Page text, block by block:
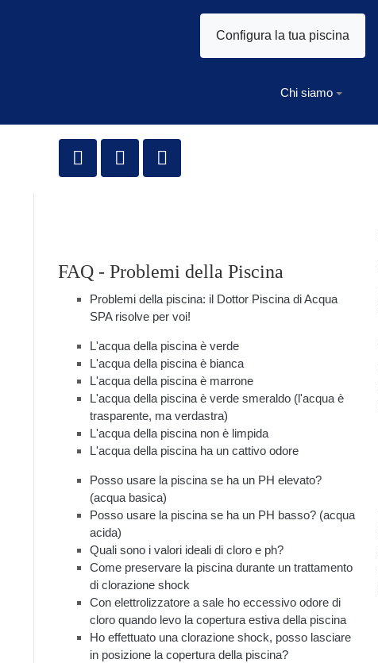
Configura la tua piscina
Chi siamo
FAQ - Problemi della Piscina
Problemi della piscina: il Dottor Piscina di Acqua
SPA risolve per voi!
L'acqua della piscina è verde
L'acqua della piscina è bianca
L'acqua della piscina è marrone
L'acqua della piscina è verde smeraldo (l'acqua è
trasparente, ma verdastra)
L'acqua della piscina non è limpida
L'acqua della piscina ha un cattivo odore
Posso usare la piscina se ha un PH elevato?
(acqua basica)
Posso usare la piscina se ha un PH basso? (acqua
acida)
Quali sono i valori ideali di cloro e ph?
Come preservare la piscina durante un trattamento
di clorazione shock
Con elettrolizzatore a sale ho eccessivo odore di
cloro quando levo la copertura estiva della piscina
Ho effettuato una clorazione shock, posso lasciare
in posizione la copertura della piscina?